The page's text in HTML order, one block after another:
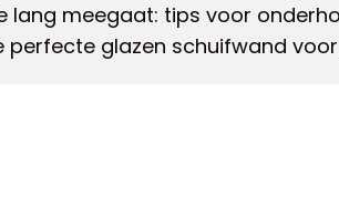
lang meegaat: tips voor
perfecte glazen schuifwand